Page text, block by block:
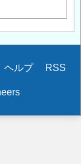
ヘルプ RSS